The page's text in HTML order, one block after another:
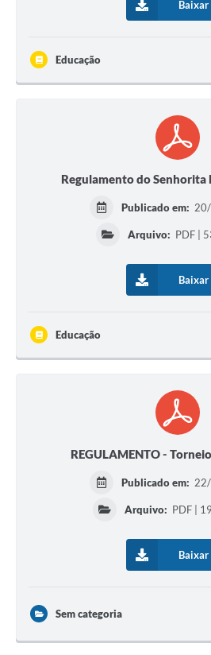
Baixar
Educação
Regulamento do
Publicado em:
Arquivo: PDF |
Baixar
Educação
REGULAMENTO -
Publicado em:
Arquivo: PDF |
Baixar
Sem categoria